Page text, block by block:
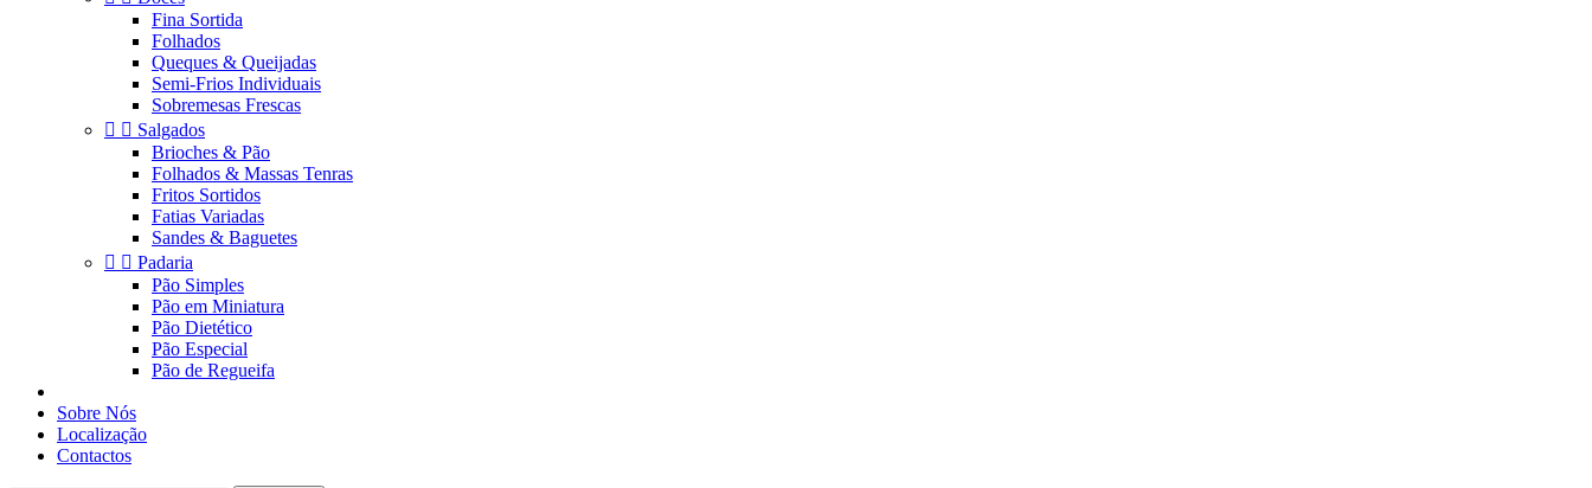
Fina Sortida
Folhados
Queques & Queijadas
Semi-Frios Individuais
Sobremesas Frescas
  Salgados
Brioches & Pão
Folhados & Massas Tenras
Fritos Sortidos
Fatias Variadas
Sandes & Baguetes
  Padaria
Pão Simples
Pão em Miniatura
Pão Dietético
Pão Especial
Pão de Regueifa
Sobre Nós
Localização
Contactos